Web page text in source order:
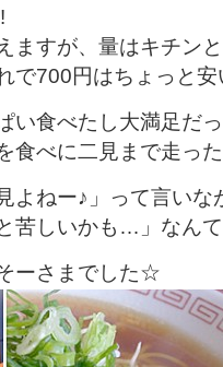
ますが、量はキチン
で700円はちょっと安
い食べたし大満足だ
食べに二見まで走っ
よねー♪」って言いな
苦しいかも…」なん
ーさまでした☆